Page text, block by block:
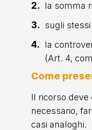
la somma
sugli
la
(Art. 4,
Come
Il ricorso deve
necessario,
casi analoghi.